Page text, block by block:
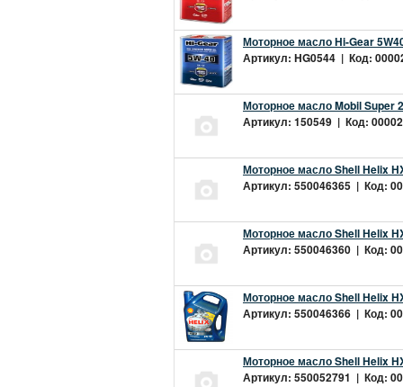
Моторное масло Hi-Gear
Артикул: HG0544 | Код:
Моторное масло Mobil Super
Артикул: 150549 | Код:
Моторное масло Shell Helix
Артикул: 550046365 | Код:
Моторное масло Shell Helix
Артикул: 550046360 | Код:
Моторное масло Shell Helix
Артикул: 550046366 | Код:
Моторное масло Shell Helix
Артикул: 550052791 | Код: